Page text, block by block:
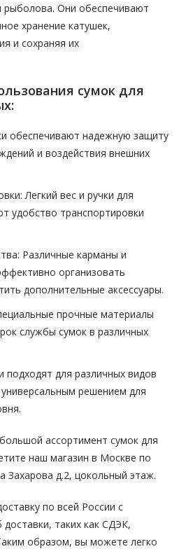
Они обеспечивают
хранение катушек,
и сохраняя их
сумок для
обеспечивают надежную защиту
и воздействия внешних
Легкий вес и ручки для
удобство транспортировки
Различные карманы и
организовать
дополнительные аксессуары.
прочные материалы
службы сумок в различных
подходят для различных видов
решением для
ассортимент сумок для
наш магазин в Москве по
Захарова д.2, цокольный этаж.
по всей России с
таких как СДЭК,
образом, вы можете легко